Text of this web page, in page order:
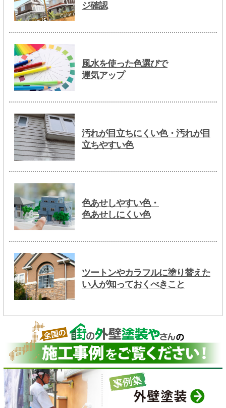
ジ確認
風水を使った色選びで
運気アップ
汚れが目立ちにくい色・汚れが目
立ちやすい色
色あせしやすい色・
色あせしにくい色
ツートンやカラフルに塗り替えた
い人が知っておくべきこと